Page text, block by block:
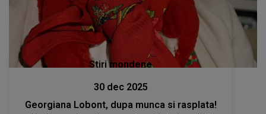
Stiri mondene
30 dec 2025
Georgiana Lobont, dupa munca si rasplata!